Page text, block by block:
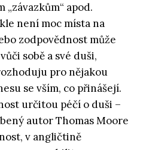
apod.
není moc místa na
zodpovědnost může
sobě a své duši,
pro nějakou
se vším, co přinášejí.
určitou péčí o duši –
autor Thomas Moore
v angličtině